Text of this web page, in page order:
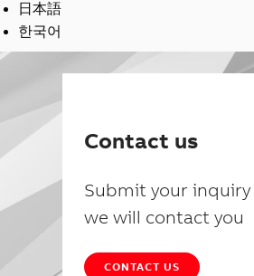
日本語
한국어
Contact us
Submit your inquiry
we will contact you
CONTACT US